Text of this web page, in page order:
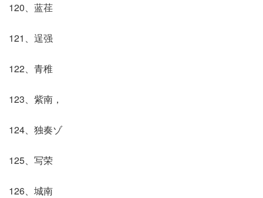
120、蓝荏
121、逞强
122、青稚
123、紫南，
124、独奏ゾ
125、写荣
126、城南